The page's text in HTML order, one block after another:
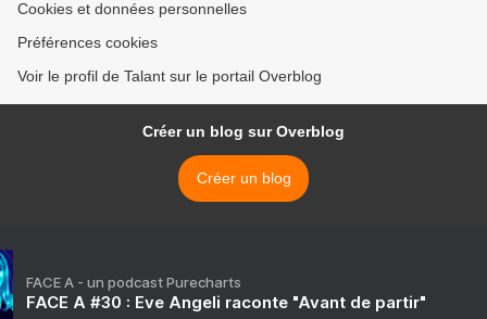
Cookies et données personnelles
Préférences cookies
Voir le profil de Talant sur le portail Overblog
Créer un blog sur Overblog
Créer un blog
FACE A - un podcast Purecharts
FACE A #30 : Eve Angeli raconte "Avant de partir"